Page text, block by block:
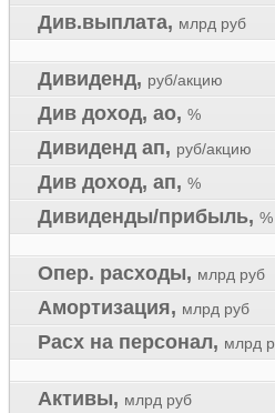
Див.выплата, млрд руб
Дивиденд, руб/акцию
Див доход, ао, %
Дивиденд ап, руб/акцию
Див доход, ап, %
Дивиденды/прибыль, %
Опер. расходы, млрд руб
Амортизация, млрд руб
Расх на персонал, млрд
Активы, млрд руб